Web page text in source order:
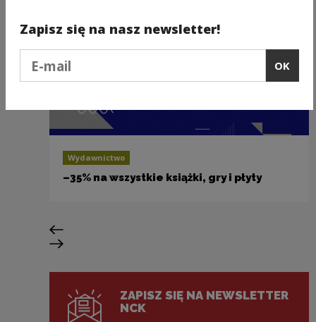
Wydawnictwo
–35% na wszystkie książki, gry i płyty
Previous slide
Next slide
ZAPISZ SIĘ NA NEWSLETTER
NCK
Zapisz się na nasz newsletter!
OK